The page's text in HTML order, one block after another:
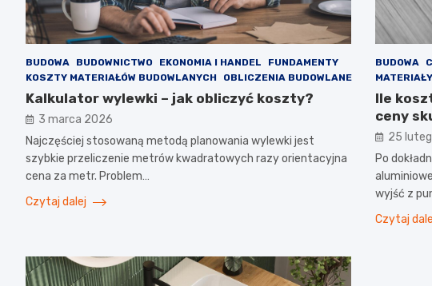
BUDOWA BUDOWNICTWO EKONOMIA I HANDEL
FUNDAMENTY
KOSZTY MATERIAŁÓW BUDOWLANYCH
OBLICZENIA BUDOWLANE
Kalkulator wylewki – jak obliczyć koszty?
3 marca 2026
Najczęściej stosowaną metodą planowania wylewki jest
szybkie przeliczenie metrów kwadratowych razy orientacyjna
cena za metr. Problem…
Czytaj dalej
BUDOWA
Ile
ceny
25
Po
wyjść z
Czytaj